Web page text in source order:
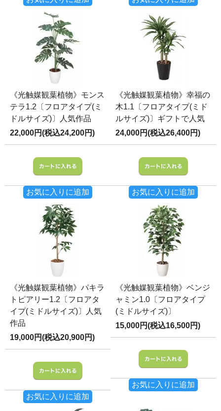
《光触媒観葉植物》モンス
テラ1.2〔フロアタイプ(ミ
ドルサイズ)〕人気作品
22,000円(税込24,200円)
お気に入りに追加
《光触媒観葉植物》幸福の
木1.1〔フロアタイプ(ミド
ルサイズ)〕ギフトで人気
24,000円(税込26,400円)
お気に入りに追加
《光触媒観葉植物》パキラ
トピアリー1.2〔フロアタ
イプ(ミドルサイズ)〕人気
作品
19,000円(税込20,900円)
お気に入りに追加
《光触媒観葉植物》ベンジ
ャミン1.0〔フロアタイプ
(ミドルサイズ)〕
15,000円(税込16,500円)
お気に入りに追加